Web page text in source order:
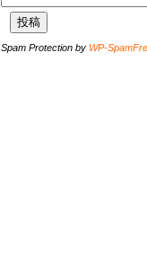
Spam Protection by WP-